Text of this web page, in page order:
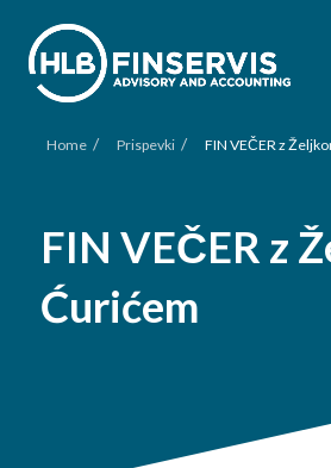
Home / Prispevki / FIN VEČER z
FIN VEČER z
Ćurićem